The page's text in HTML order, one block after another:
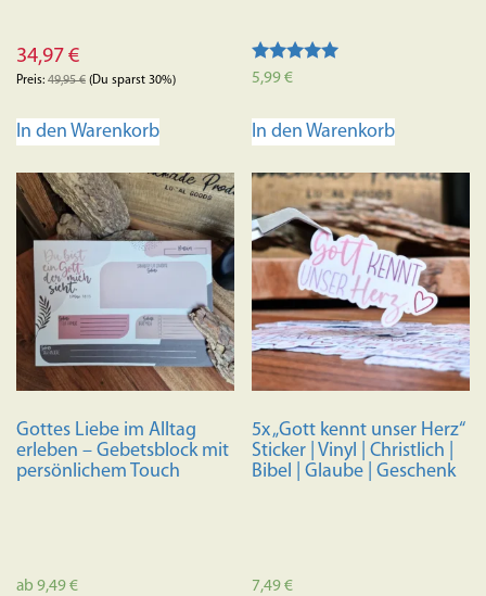
34,97 €
Preis: 49,95€ (Du sparst 30%)
In den Warenkorb
Bewertet mit
5,99€
In den Warenkorb
Gottes Liebe im Alltag
erleben – Gebetsblock mit
persönlichem Touch
ab 9,49€
5x „Gott kennt unser Herz“
Sticker | Vinyl | Christlich |
Bibel | Glaube | Geschenk
7,49€